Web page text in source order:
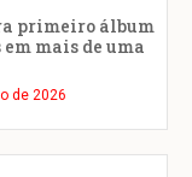
primeiro álbum
mais de uma
de 2026